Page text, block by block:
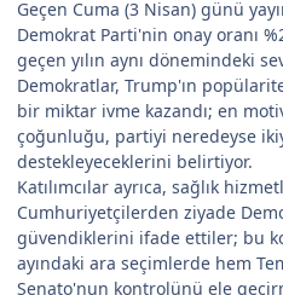
Geçen Cuma (3 Nisan) günü
Demokrat Parti'nin onay oranı
geçen yılın aynı dönemindeki
Demokratlar, Trump'ın
bir miktar ivme kazandı; en
çoğunluğu, partiyi neredeyse
destekleyeceklerini belirtiyor.
Katılımcılar ayrıca, sağlık
Cumhuriyetçilerden ziyade
güvendiklerini ifade ettiler; bu
ayındaki ara seçimlerde hem
Senato'nun kontrolünü ele